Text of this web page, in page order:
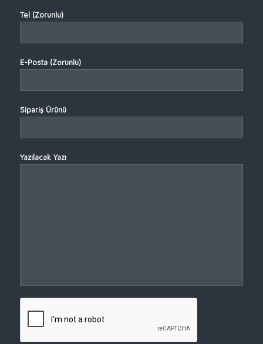
Tel (Zorunlu)
E-Posta (Zorunlu)
Sipariş Ürünü
Yazılacak Yazı